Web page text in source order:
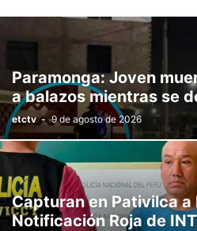
POLICIALES POLÍTICA
TECNOLOGÍA
Paramonga: Joven
a balazos mientras se
etctv - 9 de agosto de 2026
Capturan en Pativilca a
Notificación Roja de